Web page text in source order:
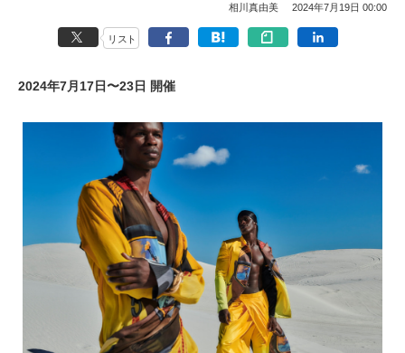
相川真由美 2024年7月19日 00:00
リスト
2024年7月17日〜23日 開催